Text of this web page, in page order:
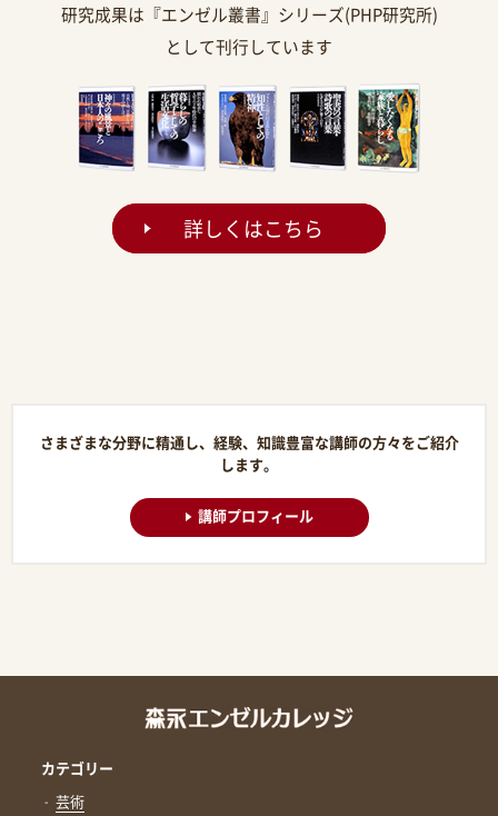
研究成果は『エンゼル叢書』シリーズ(PHP研究所)
として刊行しています
詳しくはこちら
さまざまな分野に精通し、経験、知識豊富な講師の方々をご紹介
します。
講師プロフィール
カテゴリー
芸術